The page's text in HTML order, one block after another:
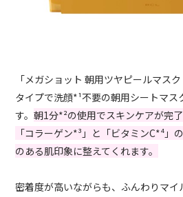
「メガショット 朝用ツヤピールマス
タイプで洗顔*¹不要の朝用シートマス
す。朝1分*²の使用でスキンケアが完
「コラーゲン*³」と「ビタミンC*⁴」
のある肌印象に整えてくれます。
密着度が高いながらも、ふんわりマ